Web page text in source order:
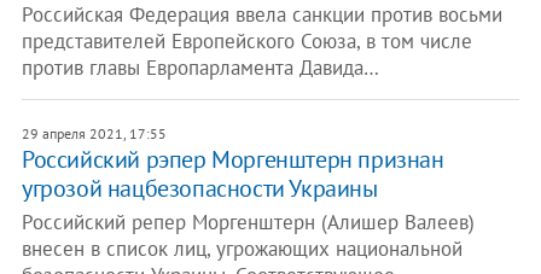
Российская Федерация ввела санкции против восьми
представителей Европейского Союза, в том числе
против главы Европарламента Давида…
29 апреля 2021, 17:55
Российский рэпер Моргенштерн признан
угрозой нацбезопасности Украины
Российский репер Моргенштерн (Алишер Валеев)
внесен в список лиц, угрожающих национальной